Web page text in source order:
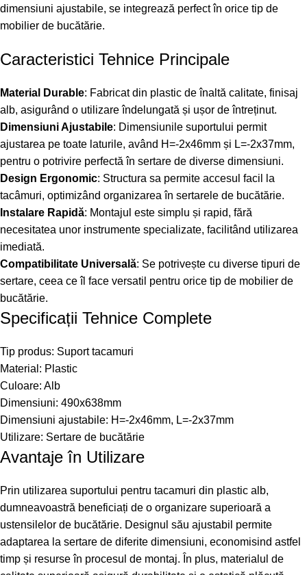
dimensiuni ajustabile, se integrează perfect în orice tip de
mobilier de bucătărie.
Caracteristici Tehnice Principale
Material Durable: Fabricat din plastic de înaltă calitate, finisaj
alb, asigurând o utilizare îndelungată și ușor de întreținut.
Dimensiuni Ajustabile: Dimensiunile suportului permit
ajustarea pe toate laturile, având H=-2x46mm și L=-2x37mm,
pentru o potrivire perfectă în sertare de diverse dimensiuni.
Design Ergonomic: Structura sa permite accesul facil la
tacâmuri, optimizând organizarea în sertarele de bucătărie.
Instalare Rapidă: Montajul este simplu și rapid, fără
necesitatea unor instrumente specializate, facilitând utilizarea
imediată.
Compatibilitate Universală: Se potrivește cu diverse tipuri de
sertare, ceea ce îl face versatil pentru orice tip de mobilier de
bucătărie.
Specificații Tehnice Complete
Tip produs: Suport tacamuri
Material: Plastic
Culoare: Alb
Dimensiuni: 490x638mm
Dimensiuni ajustabile: H=-2x46mm, L=-2x37mm
Utilizare: Sertare de bucătărie
Avantaje în Utilizare
Prin utilizarea suportului pentru tacamuri din plastic alb,
dumneavoastră beneficiați de o organizare superioară a
ustensilelor de bucătărie. Designul său ajustabil permite
adaptarea la sertare de diferite dimensiuni, economisind astfel
timp și resurse în procesul de montaj. În plus, materialul de